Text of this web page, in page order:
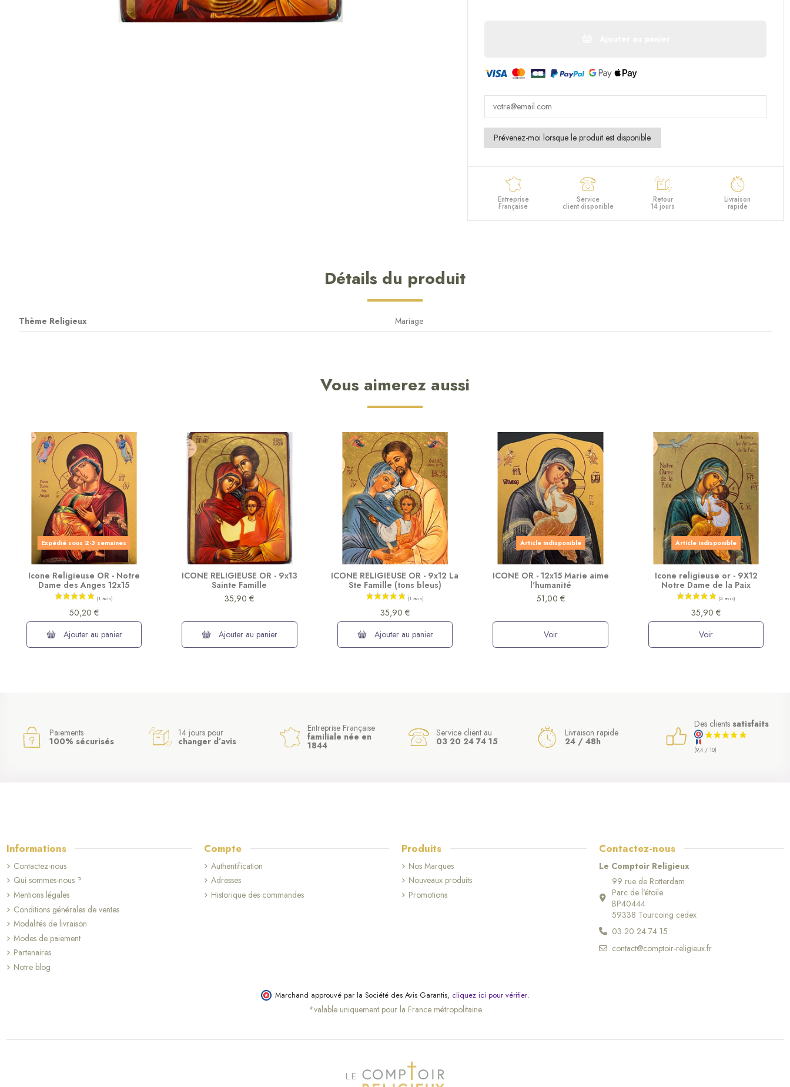
Entreprise
Française
Service
client disponible
Retour
14 jours
Livraison
rapide
Détails du produit
Thème Religieux Mariage
Vous aimerez aussi
Expédié sous 2-3 semaines
Icone Religieuse OR - Notre
Dame des Anges 12x15
50,20 €
Ajouter au panier
ICONE RELIGIEUSE OR - 9x13
Sainte Famille
35,90 €
Ajouter au panier
ICONE RELIGIEUSE OR - 9x12 La
Ste Famille (tons bleus)
35,90 €
Ajouter au panier
Article indisponible
ICONE OR - 12x15 Marie aime
l'humanité
51,00 €
Voir
Article indisponible
Icone religieuse or - 9X12
Notre Dame de la Paix
35,90 €
Voir
Paiements
100% sécurisés
14 jours pour
changer d’avis
Entreprise Française
familiale née en
1844
Service client au
03 20 24 74 15
Livraison rapide
24 / 48h
Des clients satisfaits
(9,4 / 10)
Informations
Contactez-nous
Qui sommes-nous ?
Mentions légales
Conditions générales de ventes
Modalités de livraison
Modes de paiement
Partenaires
Notre blog
Compte
Authentification
Adresses
Historique des commandes
Produits
Nos Marques
Nouveaux produits
Promotions
Contactez-nous
Le Comptoir Religieux
99 rue de Rotterdam
Parc de l'étoile
BP40444
59338 Tourcoing cedex
03 20 24 74 15
contact@comptoir-religieux.fr
Marchand approuvé par la Société des Avis Garantis, cliquez ici pour vérifier.
*valable uniquement pour la France métropolitaine